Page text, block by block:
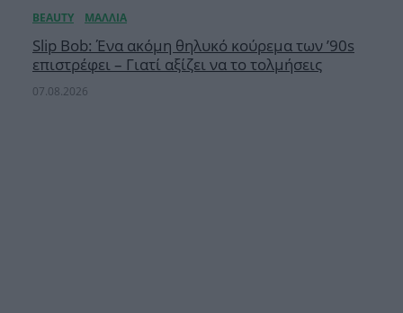
Slip Bob: Ένα ακόμη θηλυκό κούρεμα των ’90s
επιστρέφει – Γιατί αξίζει να το τολμήσεις
07.08.2026